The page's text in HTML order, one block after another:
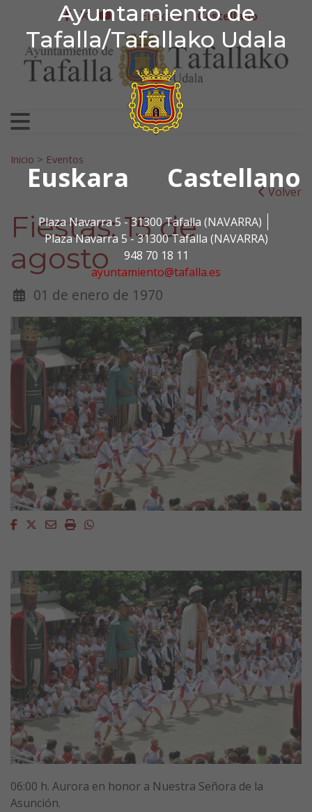
Ayuntamiento de
Tafalla/Tafallako Udala
Euskara Castellano
Plaza Navarra 5 - 31300 Tafalla (NAVARRA)
Plaza Navarra 5 - 31300 Tafalla (NAVARRA)
948 70 18 11
ayuntamiento@tafalla.es
Ir al contenido
Ayuntamiento de
facebook
twitter
youtube
Euskera Castellano
Search for:
Inicio > Eventos
Volver
Fiestas: 15 de
agosto
01 de enero de 1970
Facebook
Twitter
EmailImprimirWhatsapp
06:00 h. Aurora en honor a Nuestra Señora de la
Asunción.